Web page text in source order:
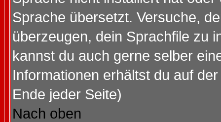
Sprache übersetzt. Versuche,
überzeugen, dein Sprachfile zu
kannst du auch gerne selber
Informationen erhältst du auf
Ende jeder Seite)
Nach oben